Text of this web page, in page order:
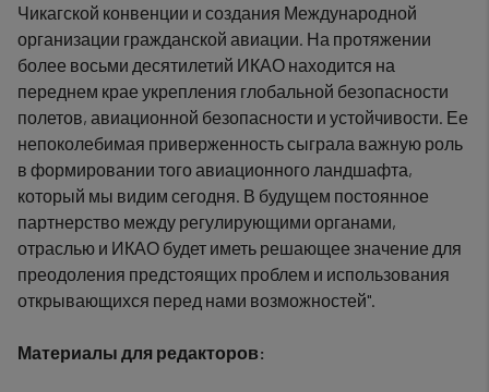
Чикагской конвенции и создания Международной
организации гражданской авиации. На протяжении
более восьми десятилетий ИКАО находится на
переднем крае укрепления глобальной безопасности
полетов, авиационной безопасности и устойчивости. Ее
непоколебимая приверженность сыграла важную роль
в формировании того авиационного ландшафта,
который мы видим сегодня. В будущем постоянное
партнерство между регулирующими органами,
отраслью и ИКАО будет иметь решающее значение для
преодоления предстоящих проблем и использования
открывающихся перед нами возможностей".
Материалы для редакторов: